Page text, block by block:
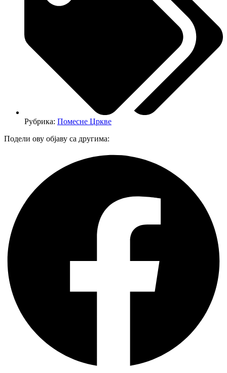
Рубрика: Помесне Цркве
Подели ову објаву са другима: